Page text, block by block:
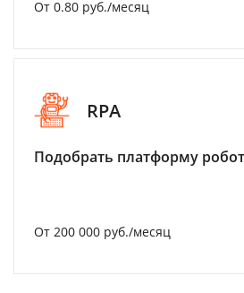
От 0.80 руб./месяц
RPA
Подобрать платформу
От 200 000 руб./месяц